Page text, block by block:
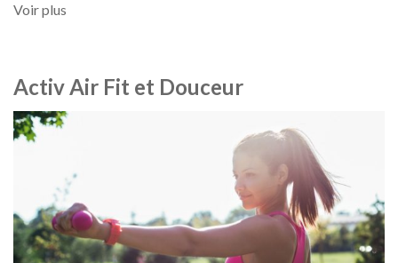
Voir plus
Activ Air Fit et Douceur